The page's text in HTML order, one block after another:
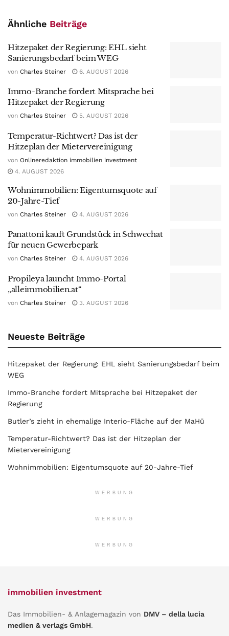
Ähnliche Beiträge
Hitzepaket der Regierung: EHL sieht
Sanierungsbedarf beim WEG
von Charles Steiner 6. AUGUST 2026
Immo-Branche fordert Mitsprache bei
Hitzepaket der Regierung
von Charles Steiner 5. AUGUST 2026
Temperatur-Richtwert? Das ist der
Hitzeplan der Mietervereinigung
von Onlineredaktion immobilien investment
4. AUGUST 2026
Wohnimmobilien: Eigentumsquote auf
20-Jahre-Tief
von Charles Steiner 4. AUGUST 2026
Panattoni kauft Grundstück in Schwechat
für neuen Gewerbepark
von Charles Steiner 4. AUGUST 2026
Propileya launcht Immo-Portal
„alleimmobilien.at“
von Charles Steiner 3. AUGUST 2026
Neueste Beiträge
Hitzepaket der Regierung: EHL sieht Sanierungsbedarf beim
WEG
Immo-Branche fordert Mitsprache bei Hitzepaket der
Regierung
Butler’s zieht in ehemalige Interio-Fläche auf der MaHü
Temperatur-Richtwert? Das ist der Hitzeplan der
Mietervereinigung
Wohnimmobilien: Eigentumsquote auf 20-Jahre-Tief
WERBUNG
WERBUNG
WERBUNG
immobilien investment
Das Immobilien- & Anlagemagazin von DMV – della lucia
medien & verlags GmbH.